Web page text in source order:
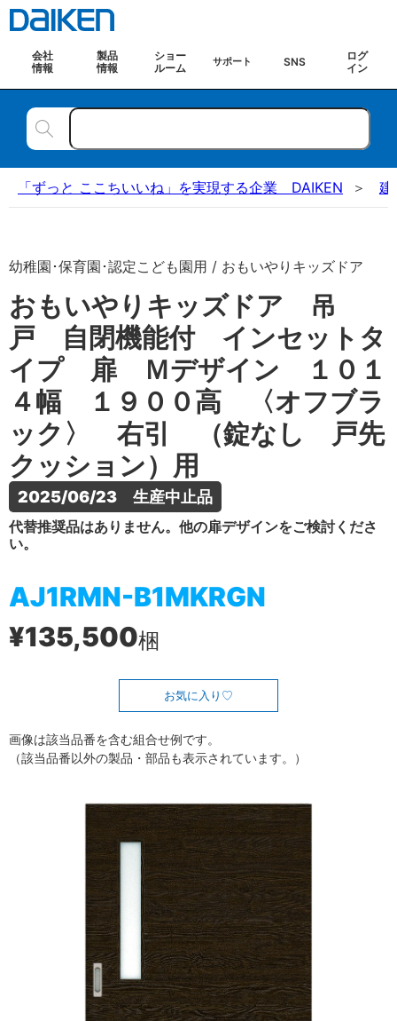
会社
情報
製品
情報
ショー
ルーム
サポート SNS
ログ
イン
「ずっと ここちいいね」を実現する企業 DAIKEN 建
幼稚園･保育園･認定こども園用 / おもいやりキッズドア
おもいやりキッズドア 吊
戸 自閉機能付 インセットタ
イプ 扉 Ｍデザイン １０１
４幅 １９００高 〈オフブラ
ック〉 右引 （錠なし 戸先
クッション）用
2025/06/23　生産中止品
代替推奨品はありません。他の扉デザインをご検討くださ
い。
AJ1RMN-B1MKRGN
¥135,500梱
お気に入り
画像は該当品番を含む組合せ例です。
（該当品番以外の製品・部品も表示されています。）